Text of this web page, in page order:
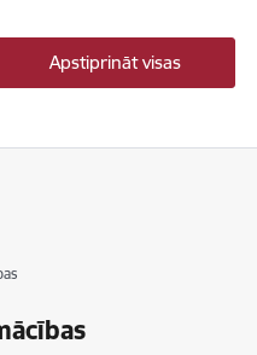
Apstiprināt visas